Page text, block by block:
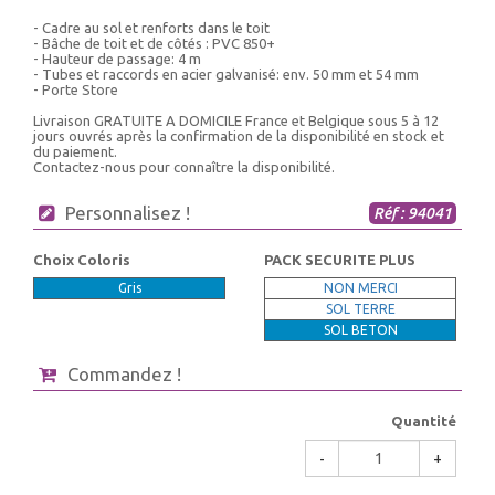
- Cadre au sol et renforts dans le toit
- Bâche de toit et de côtés : PVC 850+
- Hauteur de passage: 4 m
- Tubes et raccords en acier galvanisé: env. 50 mm et 54 mm
- Porte Store
Livraison GRATUITE A DOMICILE France et Belgique sous 5 à 12
jours ouvrés après la confirmation de la disponibilité en stock et
du paiement.
Contactez-nous pour connaître la disponibilité.
Personnalisez ! Réf : 94041
Choix Coloris
Gris
PACK SECURITE PLUS
NON MERCI
SOL TERRE
SOL BETON
Commandez !
Quantité
- +